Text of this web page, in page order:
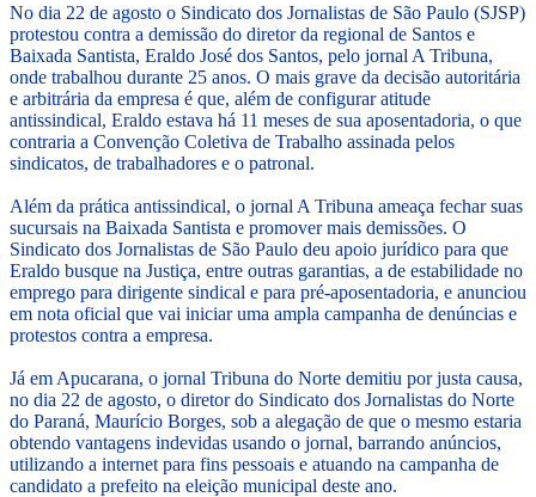
No dia 22 de agosto o Sindicato dos Jornalistas de São Paulo (SJSP)
protestou contra a demissão do diretor da regional de Santos e
Baixada Santista, Eraldo José dos Santos, pelo jornal A Tribuna,
onde trabalhou durante 25 anos. O mais grave da decisão autoritária
e arbitrária da empresa é que, além de configurar atitude
antissindical, Eraldo estava há 11 meses de sua aposentadoria, o que
contraria a Convenção Coletiva de Trabalho assinada pelos
sindicatos, de trabalhadores e o patronal.
Além da prática antissindical, o jornal A Tribuna ameaça fechar suas
sucursais na Baixada Santista e promover mais demissões. O
Sindicato dos Jornalistas de São Paulo deu apoio jurídico para que
Eraldo busque na Justiça, entre outras garantias, a de estabilidade no
emprego para dirigente sindical e para pré-aposentadoria, e anunciou
em nota oficial que vai iniciar uma ampla campanha de denúncias e
protestos contra a empresa.
Já em Apucarana, o jornal Tribuna do Norte demitiu por justa causa,
no dia 22 de agosto, o diretor do Sindicato dos Jornalistas do Norte
do Paraná, Maurício Borges, sob a alegação de que o mesmo estaria
obtendo vantagens indevidas usando o jornal, barrando anúncios,
utilizando a internet para fins pessoais e atuando na campanha de
candidato a prefeito na eleição municipal deste ano.